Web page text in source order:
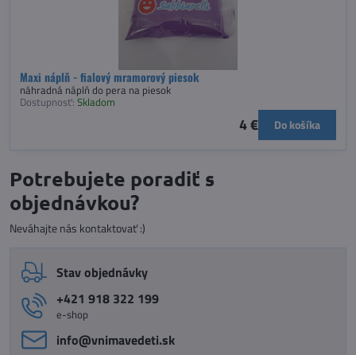
Maxi náplň - fialový mramorový piesok
náhradná náplň do pera na piesok
Dostupnosť: Skladom
4 € Do košíka
Potrebujete poradiť s
objednávkou?
Neváhajte nás kontaktovať :)
Stav objednávky
+421 918 322 199
e-shop
info​@vnimavedeti​.sk